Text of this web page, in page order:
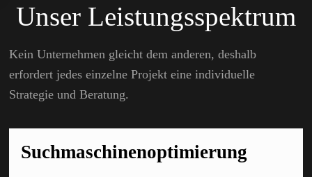
Unser Leistungsspektrum
Kein Unternehmen gleicht dem anderen, deshalb
erfordert jedes einzelne Projekt eine individuelle
Strategie und Beratung.
Suchmaschinenoptimierung